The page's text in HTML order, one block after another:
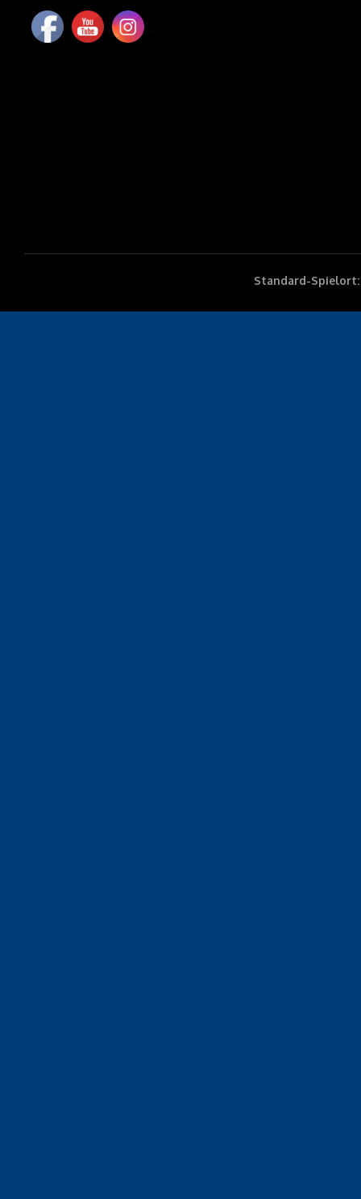
Standard-Spielort: